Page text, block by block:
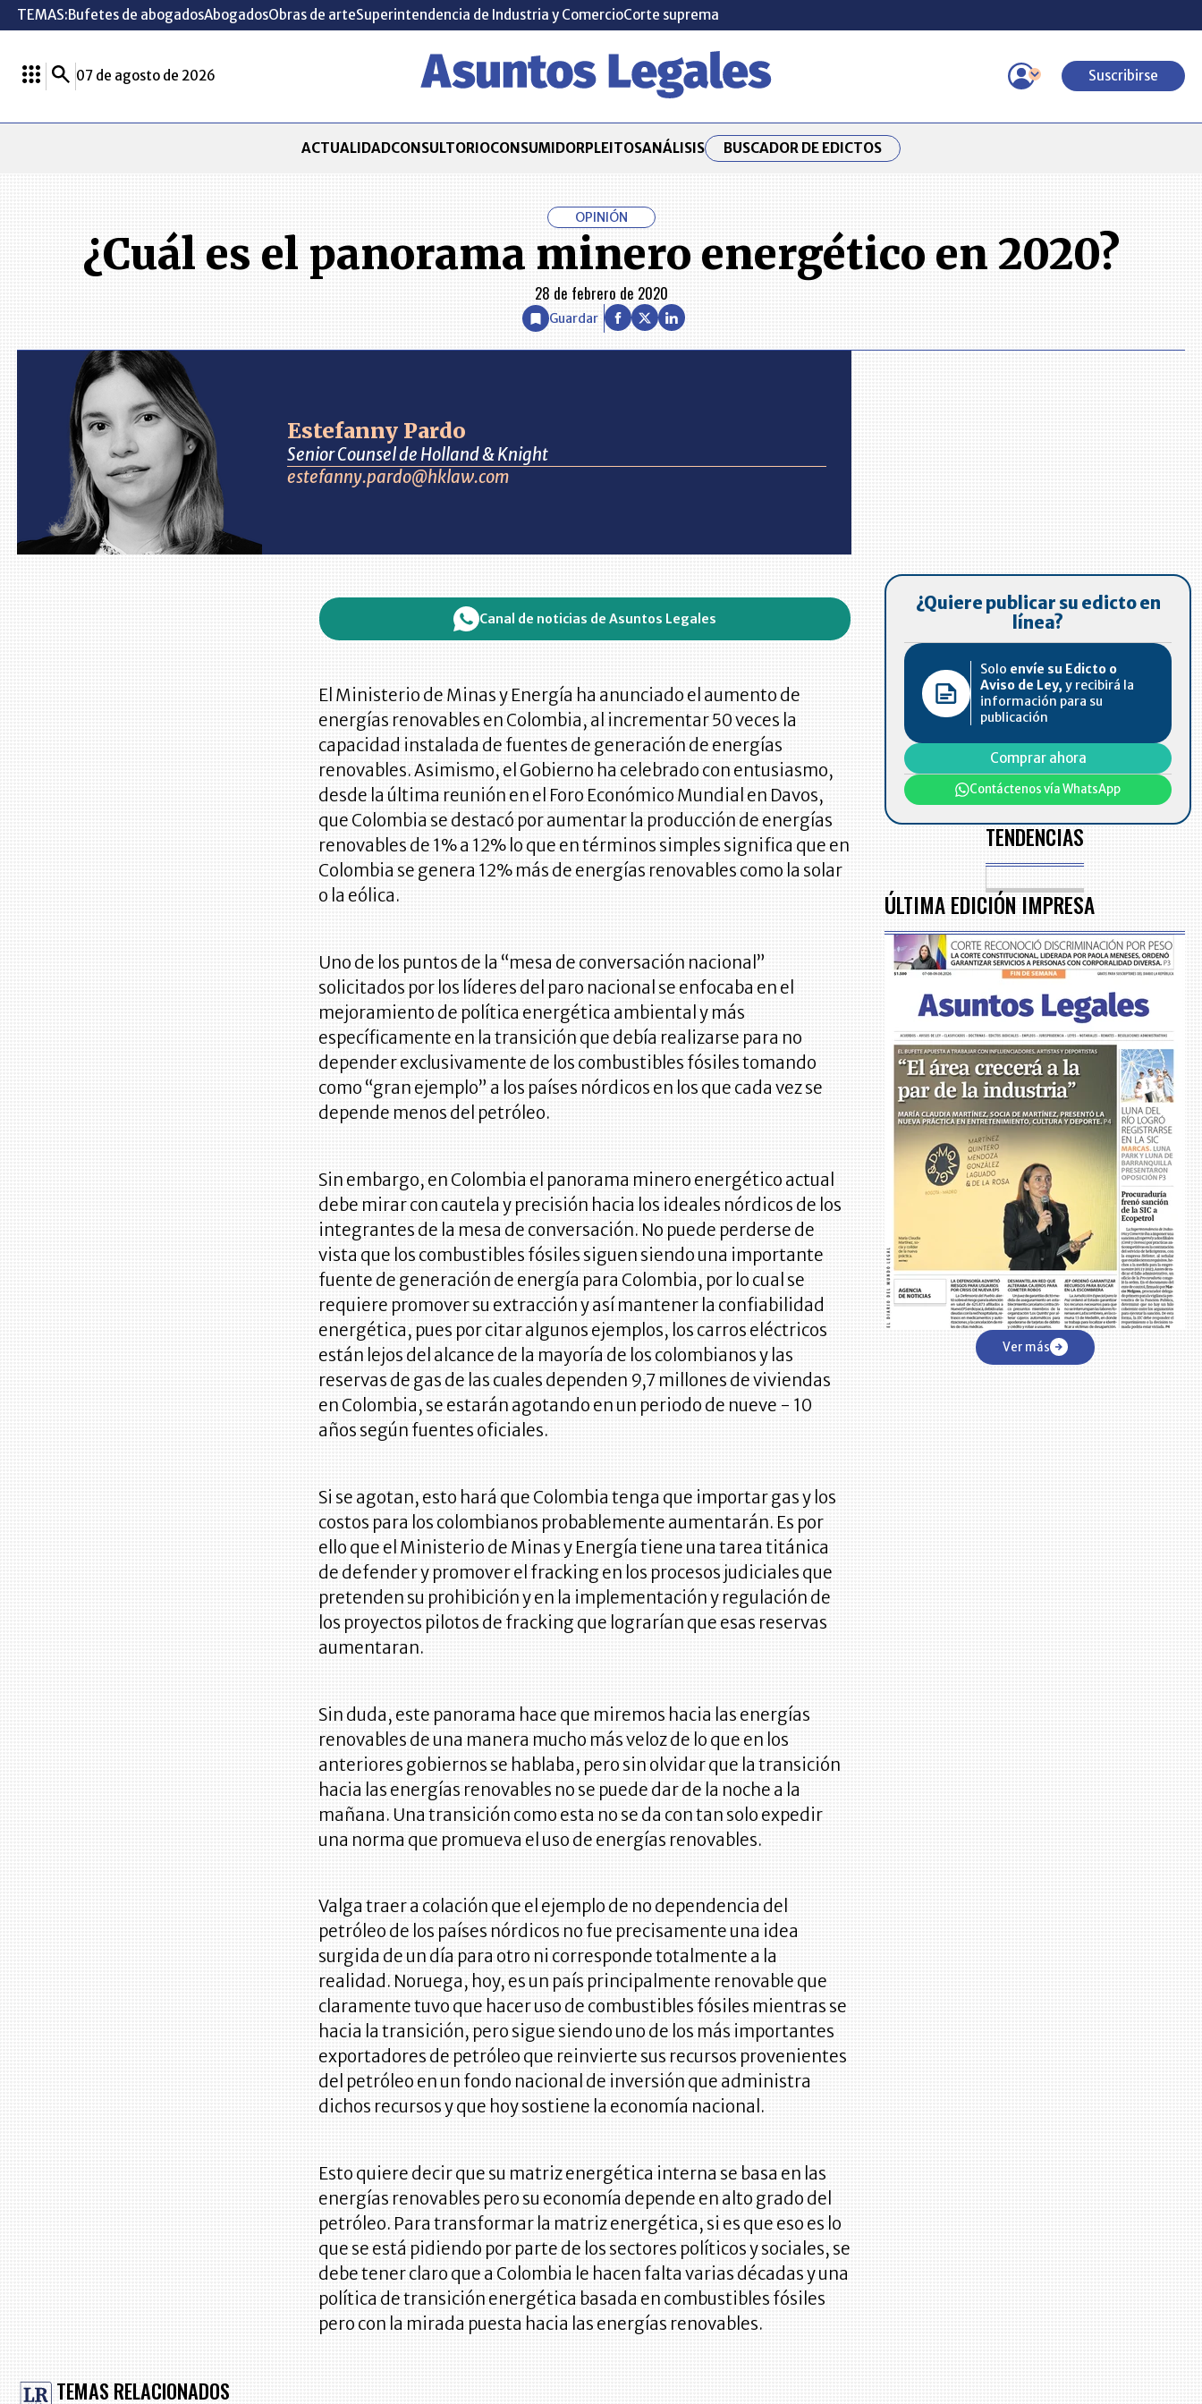
TEMAS:Bufetes de abogadosAbogadosObras de arteSuperintendencia de Industria y ComercioCorte suprema
07 de agosto de 2026 Suscribirse
ACTUALIDADCONSULTORIOCONSUMIDORPLEITOSANÁLISIS BUSCADOR DE EDICTOS
OPINIÓN
¿Cuál es el panorama minero energético en 2020?
28 de febrero de 2020
Guardar
Estefanny Pardo
Senior Counsel de Holland & Knight
estefanny.pardo@hklaw.com
Canal de noticias de Asuntos Legales
El Ministerio de Minas y Energía ha anunciado el aumento de
energías renovables en Colombia, al incrementar 50 veces la
capacidad instalada de fuentes de generación de energías
renovables. Asimismo, el Gobierno ha celebrado con entusiasmo,
desde la última reunión en el Foro Económico Mundial en Davos,
que Colombia se destacó por aumentar la producción de energías
renovables de 1% a 12% lo que en términos simples significa que en
Colombia se genera 12% más de energías renovables como la solar
o la eólica.
Uno de los puntos de la “mesa de conversación nacional”
solicitados por los líderes del paro nacional se enfocaba en el
mejoramiento de política energética ambiental y más
específicamente en la transición que debía realizarse para no
depender exclusivamente de los combustibles fósiles tomando
como “gran ejemplo” a los países nórdicos en los que cada vez se
depende menos del petróleo.
Sin embargo, en Colombia el panorama minero energético actual
debe mirar con cautela y precisión hacia los ideales nórdicos de los
integrantes de la mesa de conversación. No puede perderse de
vista que los combustibles fósiles siguen siendo una importante
fuente de generación de energía para Colombia, por lo cual se
requiere promover su extracción y así mantener la confiabilidad
energética, pues por citar algunos ejemplos, los carros eléctricos
están lejos del alcance de la mayoría de los colombianos y las
reservas de gas de las cuales dependen 9,7 millones de viviendas
en Colombia, se estarán agotando en un periodo de nueve - 10
años según fuentes oficiales.
Si se agotan, esto hará que Colombia tenga que importar gas y los
costos para los colombianos probablemente aumentarán. Es por
ello que el Ministerio de Minas y Energía tiene una tarea titánica
de defender y promover el fracking en los procesos judiciales que
pretenden su prohibición y en la implementación y regulación de
los proyectos pilotos de fracking que lograrían que esas reservas
aumentaran.
Sin duda, este panorama hace que miremos hacia las energías
renovables de una manera mucho más veloz de lo que en los
anteriores gobiernos se hablaba, pero sin olvidar que la transición
hacia las energías renovables no se puede dar de la noche a la
mañana. Una transición como esta no se da con tan solo expedir
una norma que promueva el uso de energías renovables.
Valga traer a colación que el ejemplo de no dependencia del
petróleo de los países nórdicos no fue precisamente una idea
surgida de un día para otro ni corresponde totalmente a la
realidad. Noruega, hoy, es un país principalmente renovable que
claramente tuvo que hacer uso de combustibles fósiles mientras se
hacia la transición, pero sigue siendo uno de los más importantes
exportadores de petróleo que reinvierte sus recursos provenientes
del petróleo en un fondo nacional de inversión que administra
dichos recursos y que hoy sostiene la economía nacional.
Esto quiere decir que su matriz energética interna se basa en las
energías renovables pero su economía depende en alto grado del
petróleo. Para transformar la matriz energética, si es que eso es lo
que se está pidiendo por parte de los sectores políticos y sociales, se
debe tener claro que a Colombia le hacen falta varias décadas y una
política de transición energética basada en combustibles fósiles
pero con la mirada puesta hacia las energías renovables.
TEMAS RELACIONADOS
¿Quiere publicar su edicto en
línea?
Solo envíe su Edicto o
Aviso de Ley, y recibirá la
información para su
publicación
Comprar ahora
Contáctenos vía WhatsApp
TENDENCIAS
ÚLTIMA EDICIÓN IMPRESA
Ver más